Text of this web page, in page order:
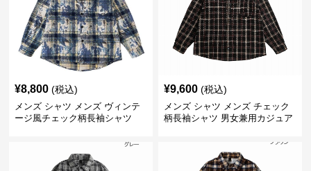
¥8,800 (税込)
メンズ シャツ メンズ ヴィンテ
ージ風チェック柄長袖シャツ
¥9,600 (税込)
メンズ シャツ メンズ チェック
柄長袖シャツ 男女兼用カジュア